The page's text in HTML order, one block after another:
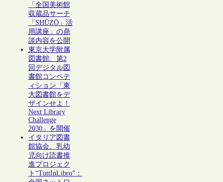
「全国美術館
収蔵品サーチ
「SHŪZŌ」活
用講座」の鼎
談内容を公開
東京大学附属
図書館、第2
回デジタル図
書館コンペテ
ィション「東
大図書館をデ
ザインせよ！
Next Library
Challenge
2030」を開催
イタリア図書
館協会、乳幼
児向け読書推
進プロジェク
ト“TuttInLibro”：